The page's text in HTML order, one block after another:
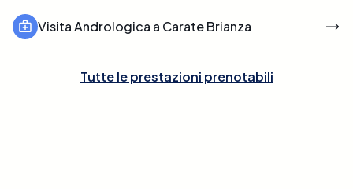
Visita Andrologica a Carate Brianza
Tutte le prestazioni prenotabili